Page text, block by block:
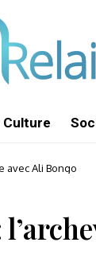
Culture
avec Ali Bongo